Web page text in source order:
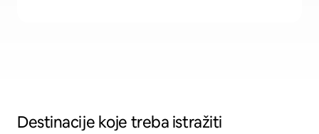
Destinacije koje treba istražiti